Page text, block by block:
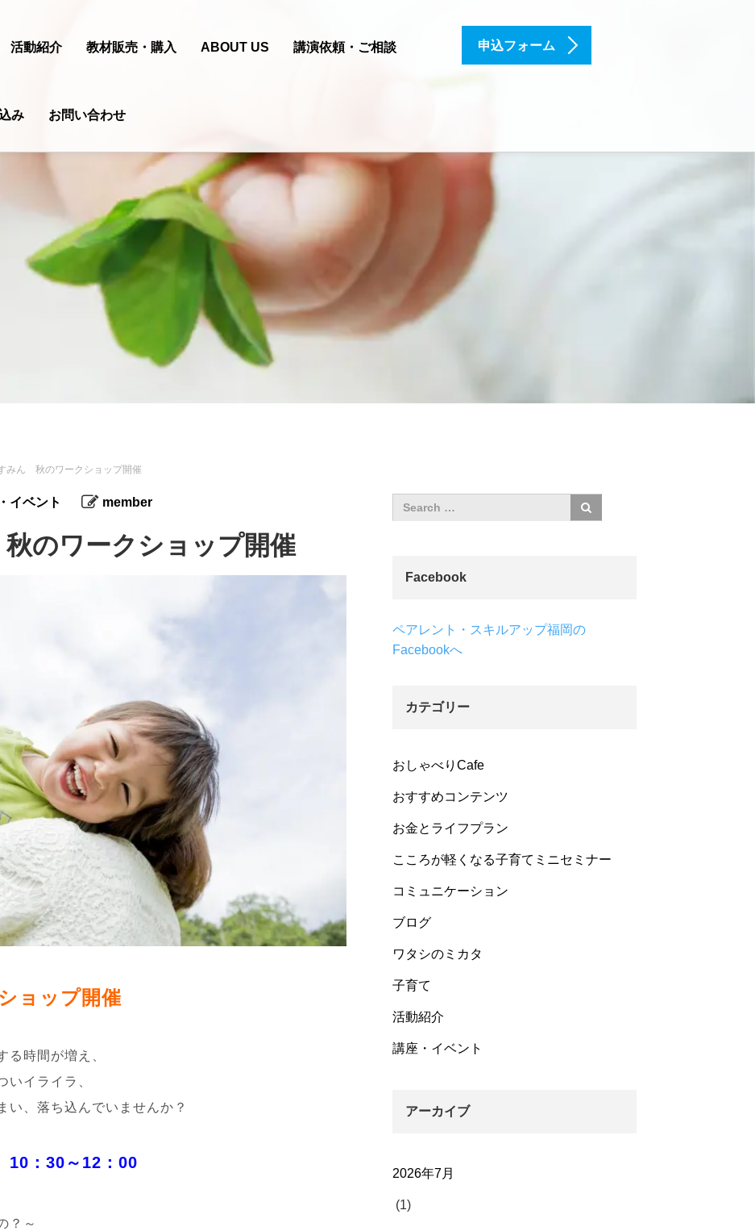
活動紹介 教材販売・購入 ABOUT US 講演依頼・ご相談
み お問い合わせ
申込フォーム
ん 秋のワークショップ開催
イベント member
のワークショップ開催
ョップ開催
る時間が増え、
いイライラ、
い、落ち込んでいませんか？
：30～12：00
？～
Facebook
ペアレント・スキルアップ福岡の
Facebookへ
カテゴリー
おしゃべりCafe
おすすめコンテンツ
お金とライフプラン
こころが軽くなる子育てミニセミナー
コミュニケーション
ブログ
ワタシのミカタ
子育て
活動紹介
講座・イベント
アーカイブ
2026年7月
(1)